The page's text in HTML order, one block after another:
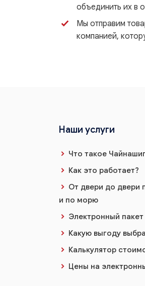
объединить их в
Мы отправим
компанией,
Наши услуги
Что такое
Как это работает?
От двери до двери
и по морю
Электронный пакет
Какую выгоду
Калькулятор
Цены на